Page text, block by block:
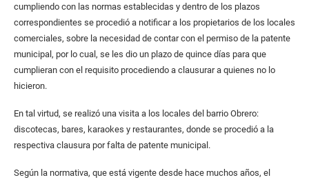
cumpliendo con las normas establecidas y dentro de los plazos
correspondientes se procedió a notificar a los propietarios de los locales
comerciales, sobre la necesidad de contar con el permiso de la patente
municipal, por lo cual, se les dio un plazo de quince días para que
cumplieran con el requisito procediendo a clausurar a quienes no lo
hicieron.
En tal virtud, se realizó una visita a los locales del barrio Obrero:
discotecas, bares, karaokes y restaurantes, donde se procedió a la
respectiva clausura por falta de patente municipal.
Según la normativa, que está vigente desde hace muchos años, el